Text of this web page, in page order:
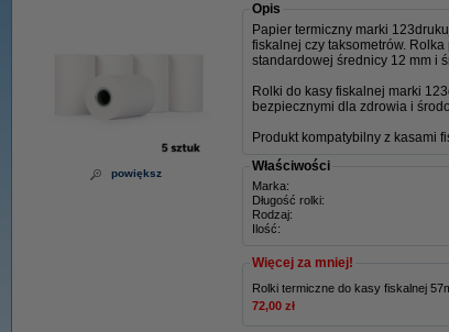
powiększ
Opis
Papier termiczny marki
fiskalnej czy taksometrów.
standardowej średnicy 12 mm i
Rolki do kasy fiskalnej marki
bezpiecznymi dla zdrowia i
Produkt kompatybilny z kasami
Właściwości
Marka:
Długość rolki:
Rodzaj:
Ilość:
Więcej za mniej!
Rolki termiczne do kasy fiskalnej
72,00 zł